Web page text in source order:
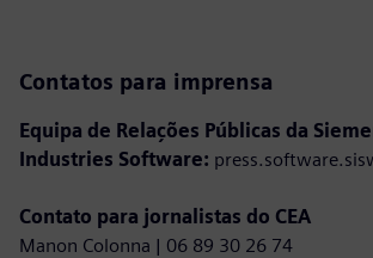
Contatos para imprensa
Equipa de Relações Públicas da
Industries Software:
Contato para jornalistas do CEA
Manon Colonna | 06 89 30 26 74